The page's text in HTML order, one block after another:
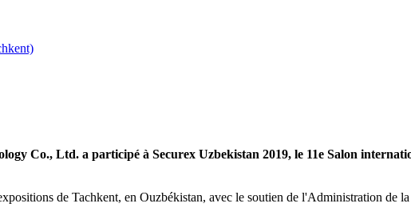
Co., Ltd. a participé à Securex Uzbekistan 2019, le 11e Salon
de Tachkent, en Ouzbékistan, avec le soutien de l'Administration de